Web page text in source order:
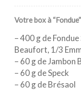
Votre box à
– 400 g de
Beaufort, 1/3
– 60 g de Jambon
– 60 g de Speck
– 60 g de Brésaol